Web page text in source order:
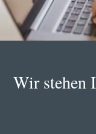
Wir stehen